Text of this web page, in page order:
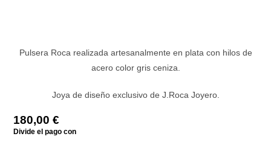
Pulsera Roca realizada artesanalmente en plata con hilos de
acero color gris ceniza.
Joya de diseño exclusivo de J.Roca Joyero.
180,00€